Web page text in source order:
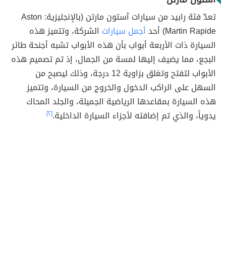
تعدّ فئة رابيد من سيارات آستون مارتن (بالإنجليزية: Aston
Martin Rapide) أحد
أجمل سيارات الشركة، وتتميز هذه
السيارة ذات الأربعة أبواب بأن هذه الأبواب تشبه أجنحة طائر
البجع، مما يضيف إليها لمسة من الجمال، إذ تم تصميم هذه
الأبواب لتفتح وتغلق بزاوية 12 درجة، وذلك ليصبح من
السهل على الراكب الدخول والخروج من السيارة، وتتميز
هذه السيارة بمقاعدها الرياضية الجميلة، والجلد المحاك
يدوياً، والذي تم إضافته لأجزاء السيارة الداخلية.[٢]